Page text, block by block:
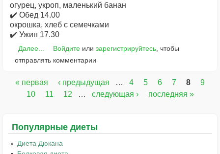
огурец, укроп, маленький банан
✔️ Обед 14.00
окрошка, хлеб с семечками
✔️ Ужин 17.30
Далее... Войдитеили зарегистрируйтесь, чтобы
отправлять комментарии
Страницы
« первая ‹ предыдущая … 4 5 6 7 8
9
10
11 12 … следующая › последняя »
Популярные диеты
Диета Дюкана